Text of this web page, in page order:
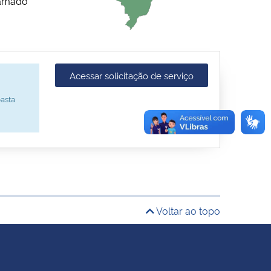
Acessar solicitação de serviço
Voltar ao topo